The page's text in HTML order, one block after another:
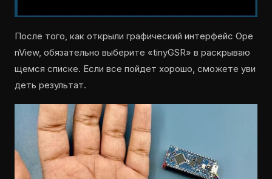
После того, как открыли графический интерфейс Ope
nView, обязательно выберите «tinyGSR» в раскрываю
щемся списке. Если все пойдет хорошо, сможете уви
деть результат.